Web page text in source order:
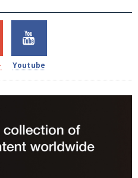
620
SHARES
Youtube